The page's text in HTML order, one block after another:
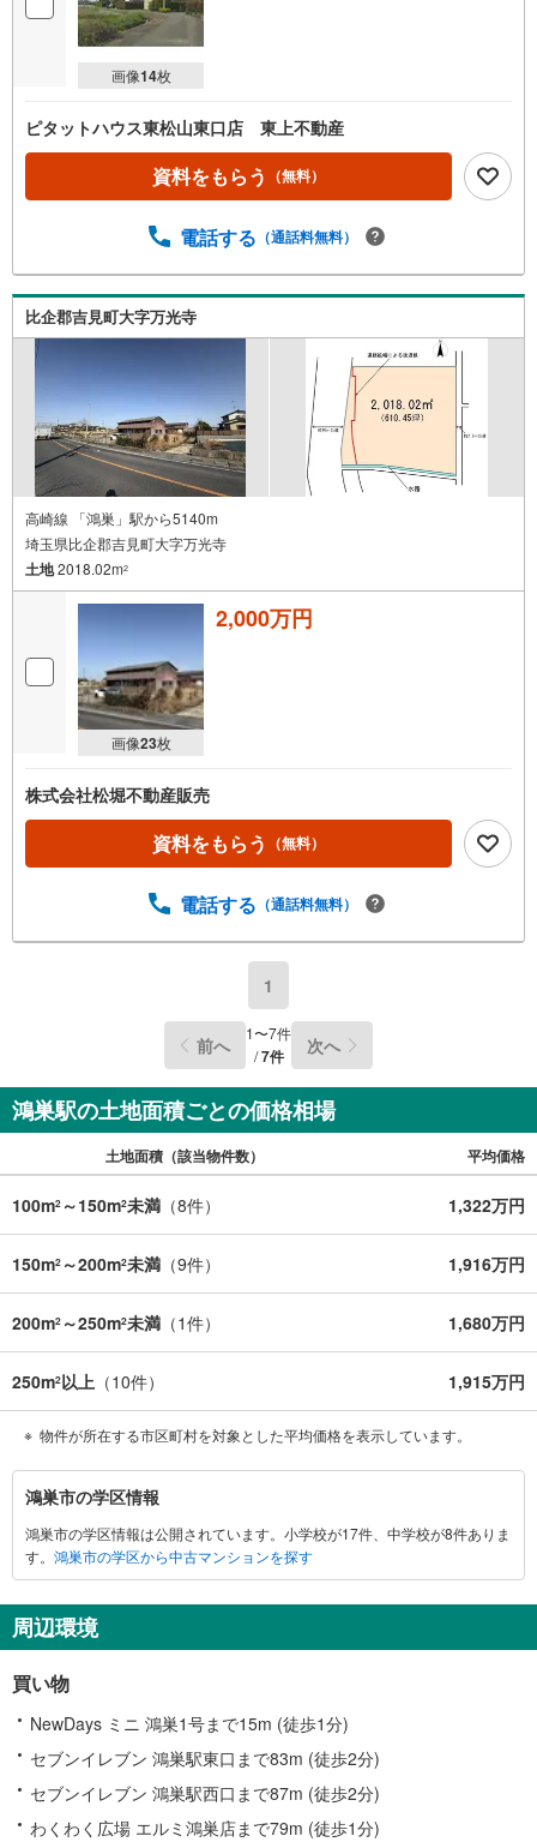
画像14枚
ピタットハウス東松山東口店 東上不動産
資料をもらう （無料）
電話する （通話料無料）
比企郡吉見町大字万光寺
高崎線 「鴻巣」駅から5140m
埼玉県比企郡吉見町大字万光寺
土地2018.02m2
画像23枚
2,000万円
株式会社松堀不動産販売
資料をもらう （無料）
電話する （通話料無料）
1
前へ 1〜7件
/7件 次へ
鴻巣駅の土地面積ごとの価格相場
土地面積（該当物件数） 平均価格
100m2 ～150m2未満 （8件） 1,322万円
150m2 ～200m2未満 （9件） 1,916万円
200m2 ～250m2未満 （1件） 1,680万円
250m2以上 （10件） 1,915万円
物件が所在する市区町村を対象とした平均価格を表示しています。
鴻
巣
市
に
す
る
報
鴻巣市の学区情報
鴻巣市の学区情報は公開されています。小学校が17件、中学校が8件ありま
す。 鴻巣市の学区から中古マンションを探す
周辺環境
買い物
NewDays ミニ 鴻巣1号まで15m (徒歩1分)
セブンイレブン 鴻巣駅東口まで83m (徒歩2分)
セブンイレブン 鴻巣駅西口まで87m (徒歩2分)
わくわく広場 エルミ鴻巣店まで79m (徒歩1分)